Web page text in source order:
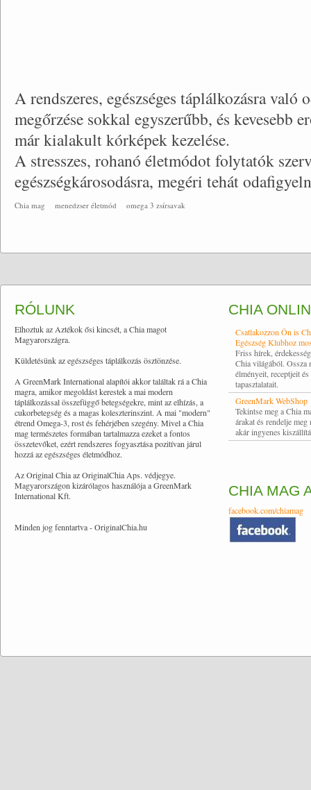
A rendszeres, egészséges táplálkozásra való
megőrzése sokkal egyszerűbb, és kevesebb
már kialakult kórképek kezelése.
A stresszes, rohanó életmódot folytatók
egészségkárosodásra, megéri tehát
Chia mag menedzser életmód omega 3 zsírsavak
RÓLUNK
Elhoztuk az Aztékok ősi kincsét, a Chia magot
Magyarországra.
Küldetésünk az egészséges táplálkozás ösztönzése.
A GreenMark International alapítói akkor találtak rá a Chia
magra, amikor megoldást kerestek a mai modern
táplálkozással összefüggő betegségekre, mint az elhízás, a
cukorbetegség és a magas koleszterinszint. A mai "modern"
étrend Omega-3, rost és fehérjében szegény. Mivel a Chia
mag természetes formában tartalmazza ezeket a fontos
összetevőket, ezért rendszeres fogyasztása pozitívan járul
hozzá az egészséges életmódhoz.
Az Original Chia az OriginalChia Aps. védjegye.
Magyarországon kizárólagos használója a GreenMark
International Kft.
Minden jog fenntartva - OriginalChia.hu
CHIA
Csatlakozzon Ön is
Egészség Klubhoz
Friss hírek,
Chia világából. Ossza
élményeit, receptjeit és
tapasztalatait.
GreenMark WebShop
Tekintse meg a Chia
árakat és rendelje meg
akár ingyenes
CHIA MAG
facebook.com/chiamag